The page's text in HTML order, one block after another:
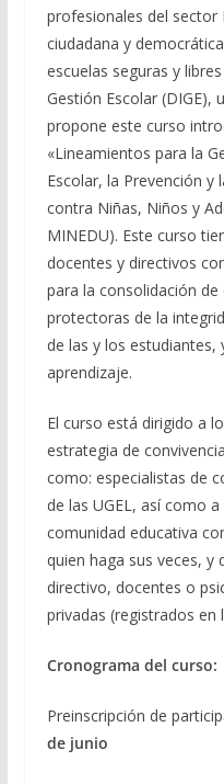
profesionales del sector
ciudadana y
escuelas seguras y
Gestión Escolar (DIGE),
propone este curso
«Lineamientos para la
Escolar, la Prevención y
contra Niñas, Niños y
MINEDU). Este curso
docentes y directivos
para la consolidación
protectoras de la
de las y los estudiantes,
aprendizaje.
El curso está dirigido a
estrategia de
como: especialistas de
de las UGEL, así como
comunidad educativa
quien haga sus veces, y
directivo, docentes o
privadas (registrados en
Cronograma del curso:
Preinscripción de
de junio